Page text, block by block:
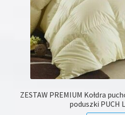
ZESTAW PREMIUM Kołdra
poduszki PUCH